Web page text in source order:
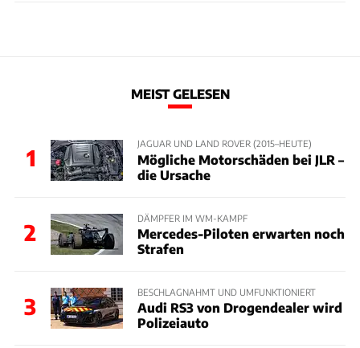
MEIST GELESEN
1
JAGUAR UND LAND ROVER (2015–HEUTE)
Mögliche Motorschäden bei JLR –
die Ursache
2
DÄMPFER IM WM-KAMPF
Mercedes-Piloten erwarten noch
Strafen
3
BESCHLAGNAHMT UND UMFUNKTIONIERT
Audi RS3 von Drogendealer wird
Polizeiauto